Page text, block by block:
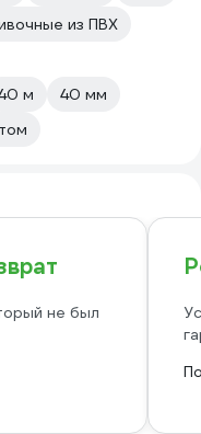
из ПВХ
м
40 мм
не был